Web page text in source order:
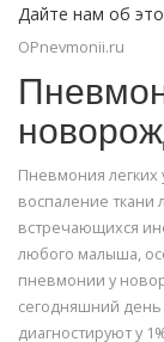
Дайте нам об
OPnevmonii.ru
Пневмония
воспаление ткани
встречающихся
любого малыша,
пневмонии у
сегодняшний
диагностируют у